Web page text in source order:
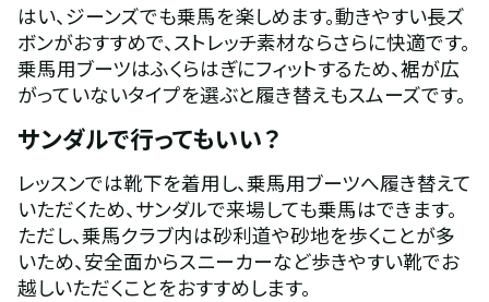
はい、ジーンズでも乗馬を楽しめます。動きやすい長ズ
ボンがおすすめで、ストレッチ素材ならさらに快適です。
乗馬用ブーツはふくらはぎにフィットするため、裾が広
がっていないタイプを選ぶと履き替えもスムーズです。
サンダルで行ってもいい？
レッスンでは靴下を着用し、乗馬用ブーツへ履き替えて
いただくため、サンダルで来場しても乗馬はできます。
ただし、乗馬クラブ内は砂利道や砂地を歩くことが多
いため、安全面からスニーカーなど歩きやすい靴でお
越しいただくことをおすすめします。